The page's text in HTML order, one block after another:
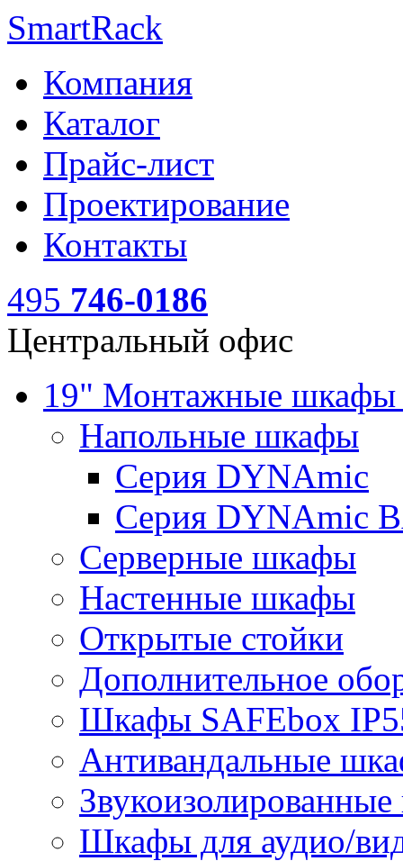
SmartRack
Компания
Каталог
Прайс-лист
Проектирование
Контакты
495 746-0186
Центральный офис
19" Монтажные
Напольные шкафы
Серия DYNAmic
Серия DYNAmic
Серверные шкафы
Настенные шкафы
Открытые стойки
Дополнительное
Шкафы SAFEbox
Антивандальные
Шкафы для аудио/